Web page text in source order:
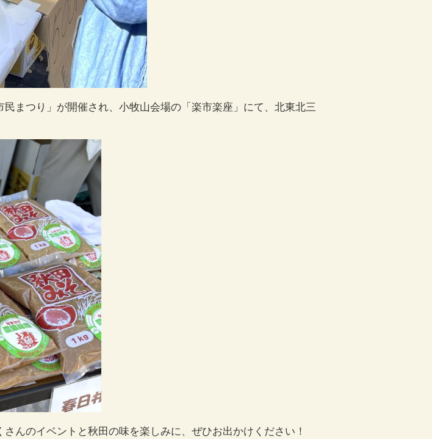
まつり」が開催され、小牧山会場の「楽市楽座」にて、北東北三
んのイベントと秋田の味を楽しみに、ぜひお出かけください！